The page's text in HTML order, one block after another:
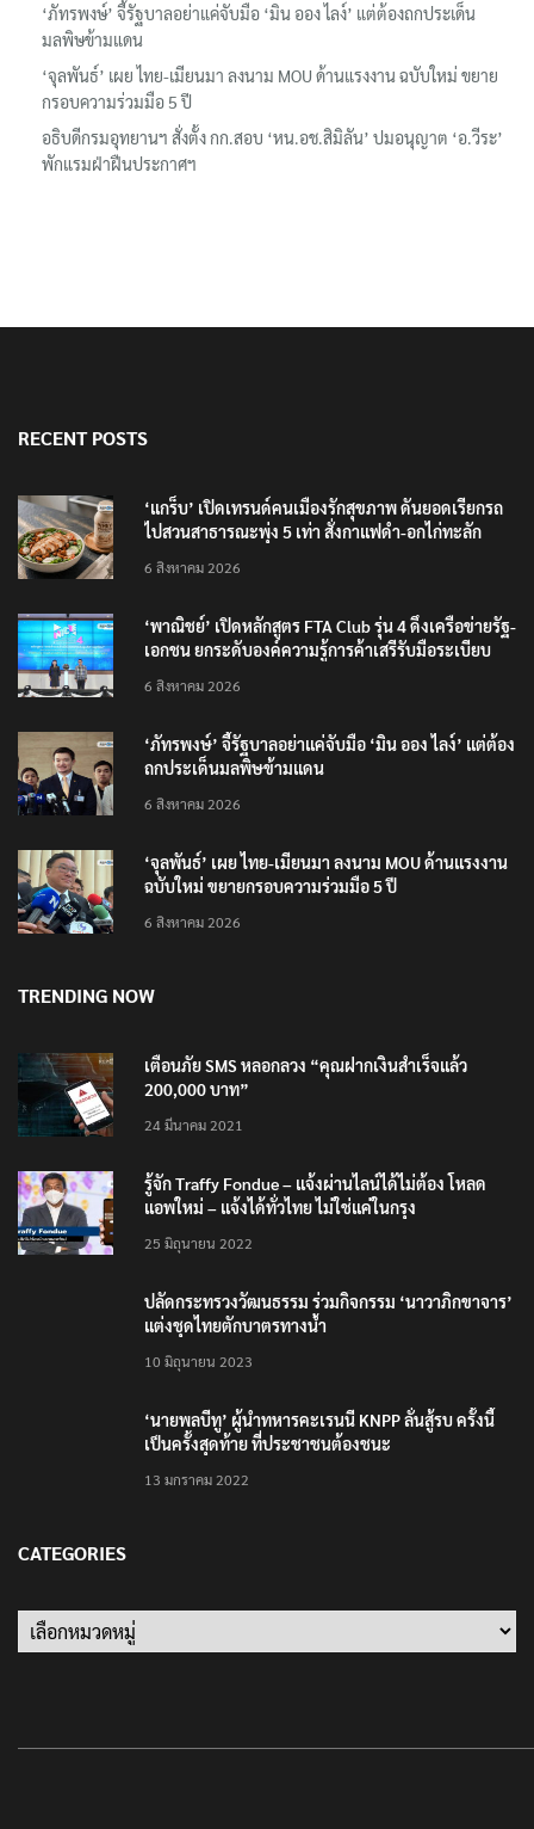
‘ภัทรพงษ์’ จี้รัฐบาลอย่าแค่จับมือ ‘มิน ออง ไลง์’ แต่ต้องถกประเด็น
มลพิษข้ามแดน
‘จุลพันธ์’ เผย ไทย-เมียนมา ลงนาม MOU ด้านแรงงาน ฉบับใหม่ ขยาย
กรอบความร่วมมือ 5 ปี
อธิบดีกรมอุทยานฯ​ สั่งตั้ง กก.สอบ ‘หน.อช.สิมิลัน’ ปมอนุญาต ‘อ.วีระ’
พักแรมฝ่าฝืนประกาศฯ
RECENT POSTS
‘แกร็บ’ เปิดเทรนด์คนเมืองรักสุขภาพ ดันยอดเรียกรถ
ไปสวนสาธารณะพุ่ง 5 เท่า สั่งกาแฟดำ-อกไก่ทะลัก
6 สิงหาคม 2026
‘พาณิชย์’ เปิดหลักสูตร FTA Club รุ่น 4 ดึงเครือข่ายรัฐ-
เอกชน ยกระดับองค์ความรู้การค้าเสรีรับมือระเบียบ
6 สิงหาคม 2026
‘ภัทรพงษ์’ จี้รัฐบาลอย่าแค่จับมือ ‘มิน ออง ไลง์’ แต่ต้อง
ถกประเด็นมลพิษข้ามแดน
6 สิงหาคม 2026
‘จุลพันธ์’ เผย ไทย-เมียนมา ลงนาม MOU ด้านแรงงาน
ฉบับใหม่ ขยายกรอบความร่วมมือ 5 ปี
6 สิงหาคม 2026
TRENDING NOW
เตือนภัย SMS หลอกลวง “คุณฝากเงินสำเร็จแล้ว
200,000 บาท”
24 มีนาคม 2021
รู้จัก Traffy Fondue – แจ้งผ่านไลน์ได้ไม่ต้อง โหลด
แอพใหม่ – แจ้งได้ทั่วไทย ไม่ใช่แค่ในกรุง
25 มิถุนายน 2022
ปลัดกระทรวงวัฒนธรรม ร่วมกิจกรรม ‘นาวาภิกขาจาร’
แต่งชุดไทยตักบาตรทางน้ำ
10 มิถุนายน 2023
‘นายพลบีทู’ ผู้นำทหารคะเรนนี KNPP ลั่นสู้รบ ครั้งนี้
เป็นครั้งสุดท้าย ที่ประชาชนต้องชนะ
13 มกราคม 2022
CATEGORIES
Categories